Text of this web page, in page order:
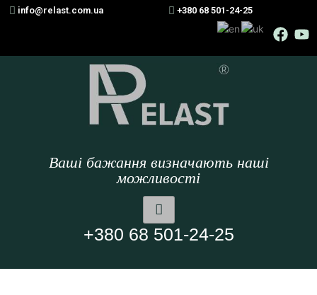
info@relast.com.ua +380 68 501-24-25
Ваші бажання визначають наші
можливості
+380 68 501-24-25